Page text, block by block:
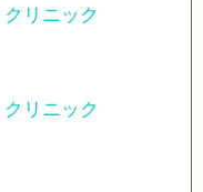
リニック
リニック